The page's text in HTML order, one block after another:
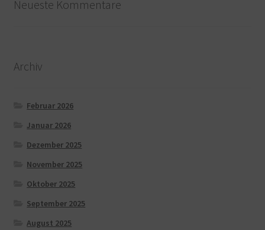
Neueste Kommentare
Archiv
Februar 2026
Januar 2026
Dezember 2025
November 2025
Oktober 2025
September 2025
August 2025